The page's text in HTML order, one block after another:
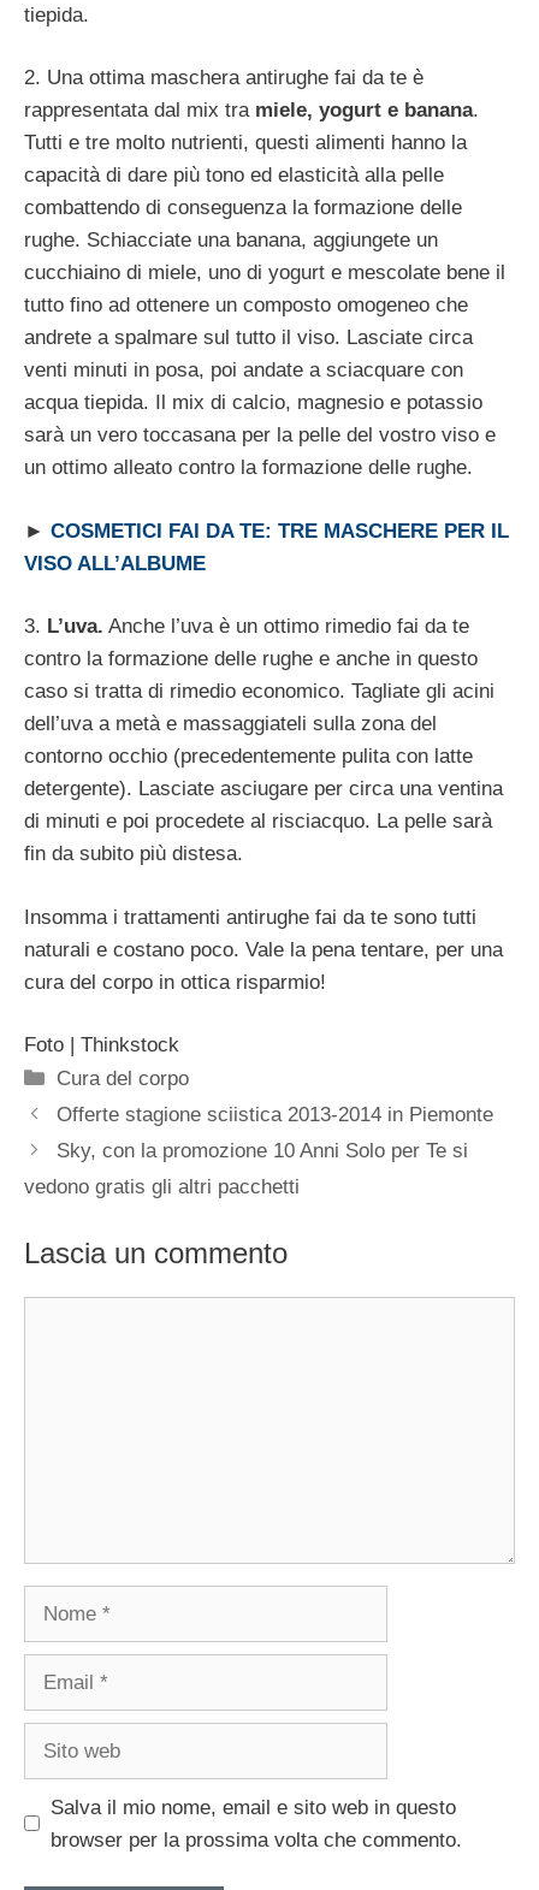
tiepida.
2. Una ottima maschera antirughe fai da te è
rappresentata dal mix tra miele, yogurt e banana.
Tutti e tre molto nutrienti, questi alimenti hanno la
capacità di dare più tono ed elasticità alla pelle
combattendo di conseguenza la formazione delle
rughe. Schiacciate una banana, aggiungete un
cucchiaino di miele, uno di yogurt e mescolate bene il
tutto fino ad ottenere un composto omogeneo che
andrete a spalmare sul tutto il viso. Lasciate circa
venti minuti in posa, poi andate a sciacquare con
acqua tiepida. Il mix di calcio, magnesio e potassio
sarà un vero toccasana per la pelle del vostro viso e
un ottimo alleato contro la formazione delle rughe.
► COSMETICI FAI DA TE: TRE MASCHERE PER IL
VISO ALL’ALBUME
3. L’uva. Anche l’uva è un ottimo rimedio fai da te
contro la formazione delle rughe e anche in questo
caso si tratta di rimedio economico. Tagliate gli acini
dell’uva a metà e massaggiateli sulla zona del
contorno occhio (precedentemente pulita con latte
detergente). Lasciate asciugare per circa una ventina
di minuti e poi procedete al risciacquo. La pelle sarà
fin da subito più distesa.
Insomma i trattamenti antirughe fai da te sono tutti
naturali e costano poco. Vale la pena tentare, per una
cura del corpo in ottica risparmio!
Foto | Thinkstock
Categorie
Cura del corpo
Offerte stagione sciistica 2013-2014 in Piemonte
Sky, con la promozione 10 Anni Solo per Te si
vedono gratis gli altri pacchetti
Lascia un commento
Nome
Email
Sito
Salva il mio nome, email e sito web in questo
browser per la prossima volta che commento.